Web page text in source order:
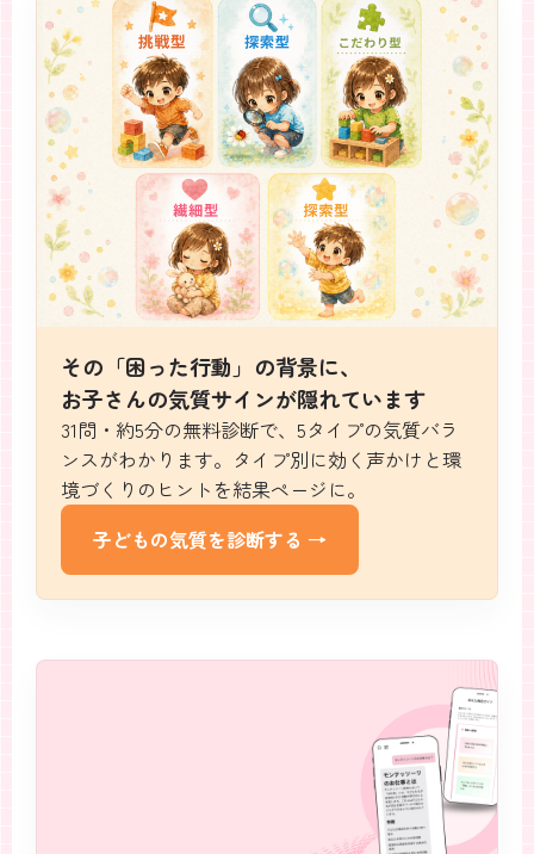
その「困った行動」の背景に、
お子さんの気質サインが隠れています
31問・約5分の無料診断で、5タイプの気質バラ
ンスがわかります。タイプ別に効く声かけと環
境づくりのヒントを結果ページに。
子どもの気質を診断する →